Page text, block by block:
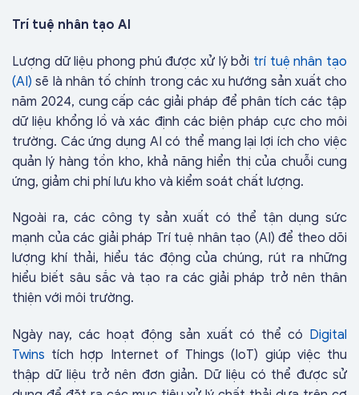
Trí tuệ nhân tạo AI
Lượng dữ liệu phong phú được xử lý bởi trí tuệ nhân tạo
(AI) sẽ là nhân tố chính trong các xu hướng sản xuất cho
năm 2024, cung cấp các giải pháp để phân tích các tập
dữ liệu khổng lồ và xác định các biện pháp cực cho môi
trường. Các ứng dụng AI có thể mang lại lợi ích cho việc
quản lý hàng tồn kho, khả năng hiển thị của chuỗi cung
ứng, giảm chi phí lưu kho và kiểm soát chất lượng.
Ngoài ra, các công ty sản xuất có thể tận dụng sức
mạnh của các giải pháp Trí tuệ nhân tạo (AI) để theo dõi
lượng khí thải, hiểu tác động của chúng, rút ​​ra những
hiểu biết sâu sắc và tạo ra các giải pháp trở nên thân
thiện với môi trường.
Ngày nay, các hoạt động sản xuất có thể có Digital
Twins tích hợp Internet of Things (IoT) giúp việc thu
thập dữ liệu trở nên đơn giản. Dữ liệu có thể được sử